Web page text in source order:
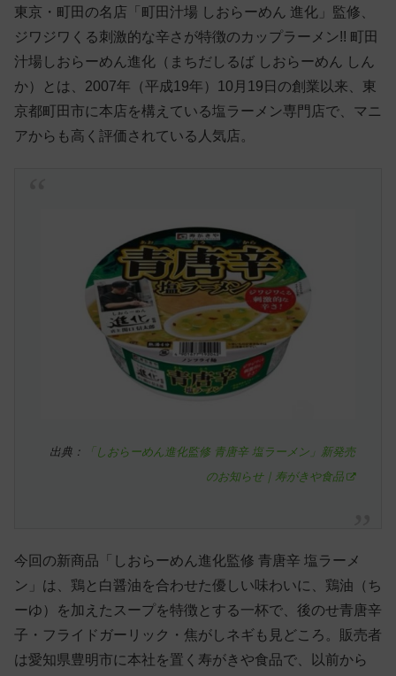
東京・町田の名店「町田汁場 しおらーめん 進化」監修、
ジワジワくる刺激的な辛さが特徴のカップラーメン!! 町田
汁場しおらーめん進化（まちだしるば しおらーめん しん
か）とは、2007年（平成19年）10月19日の創業以来、東
京都町田市に本店を構えている塩ラーメン専門店で、マニ
アからも高く評価されている人気店。
出典：
「しおらーめん進化監修 青唐辛 塩ラーメン」新発売
のお知らせ｜寿がきや食品
今回の新商品「しおらーめん進化監修 青唐辛 塩ラーメ
ン」は、鶏と白醤油を合わせた優しい味わいに、鶏油（ち
ーゆ）を加えたスープを特徴とする一杯で、後のせ青唐辛
子・フライドガーリック・焦がしネギも見どころ。販売者
は愛知県豊明市に本社を置く寿がきや食品で、以前から